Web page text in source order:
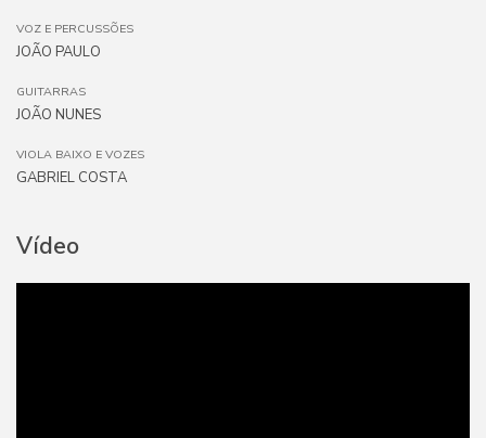
VOZ E PERCUSSÕES
JOÃO PAULO
GUITARRAS
JOÃO NUNES
VIOLA BAIXO E VOZES
GABRIEL COSTA
Vídeo